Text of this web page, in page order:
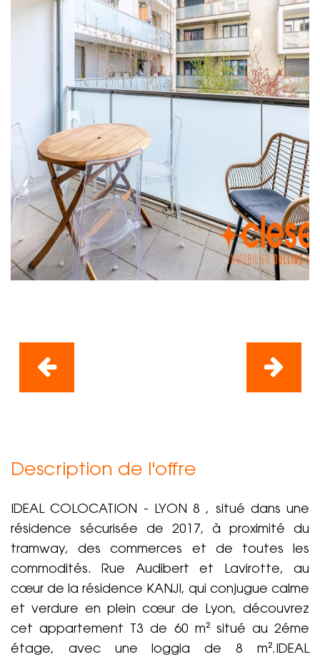
Description de l'offre
IDEAL COLOCATION - LYON 8 , situé dans une
résidence sécurisée de 2017, à proximité du
tramway, des commerces et de toutes les
commodités. Rue Audibert et Lavirotte, au
cœur de la résidence KANJI, qui conjugue calme
et verdure en plein cœur de Lyon, découvrez
cet appartement T3 de 60 m² situé au 2éme
étage, avec une loggia de 8 m².IDEAL